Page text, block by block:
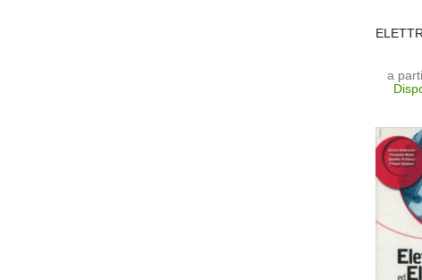
a